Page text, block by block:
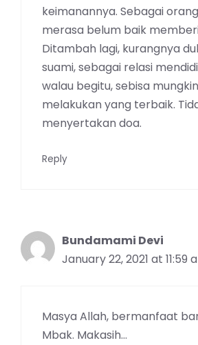
keimanannya. Sebagai
merasa belum baik
Ditambah lagi, kurangnya
suami, sebagai relasi
walau begitu, sebisa
melakukan yang terbaik.
menyertakan doa.
Reply
Bundamami Devi
January 22, 2021 at 11:59
Masya Allah, bermanfaat
Mbak. Makasih…